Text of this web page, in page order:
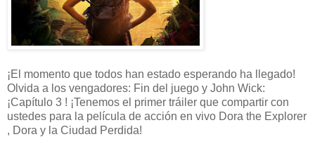
¡El momento que todos han estado esperando ha llegado!
Olvida a los vengadores: Fin del juego y John Wick:
¡Capítulo 3 ! ¡Tenemos el primer tráiler que compartir con
ustedes para la película de acción en vivo Dora the Explorer
, Dora y la Ciudad Perdida!